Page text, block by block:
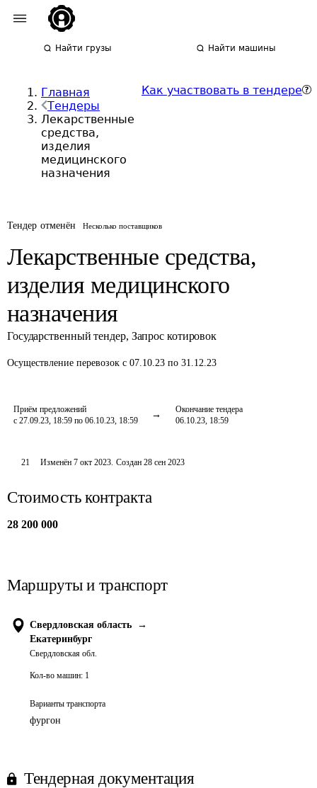
Найти грузы Найти машины
Главная
Тендеры
Лекарственные
средства,
изделия
медицинского
назначения
Как участвовать в тендере
Тендер отменён Несколько поставщиков
Лекарственные средства,
изделия медицинского
назначения
Государственный тендер, Запрос котировок
Осуществление перевозок с 07.10.23 по 31.12.23
Приём предложений
с 27.09.23, 18:59 по 06.10.23, 18:59
Окончание тендера
06.10.23, 18:59
21 Изменён7 окт 2023. Создан 28 сен 2023
Стоимость контракта
28 200 000
Маршруты и транспорт
Свердловская область
→
Екатеринбург
Свердловская обл.
Кол-во машин: 1
Варианты транспорта
фургон
Тендерная документация